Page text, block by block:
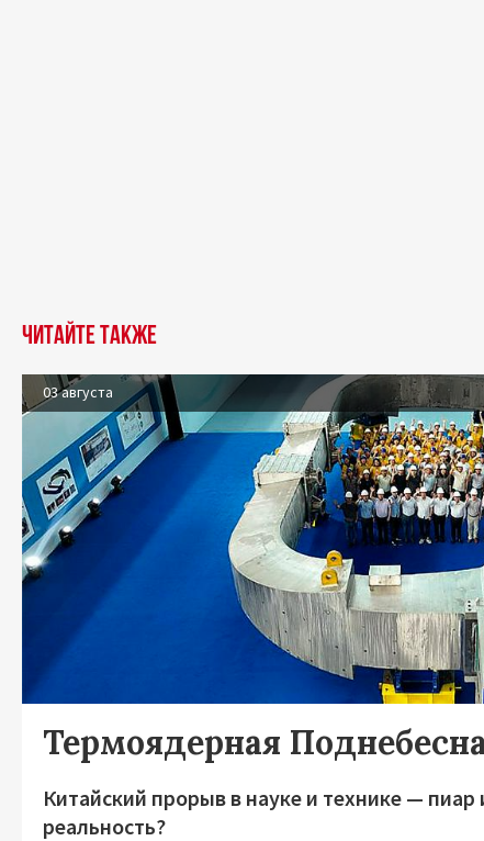
Читайте также
03 августа
Термоядерная
Китайский прорыв в науке и технике — пиар
реальность?